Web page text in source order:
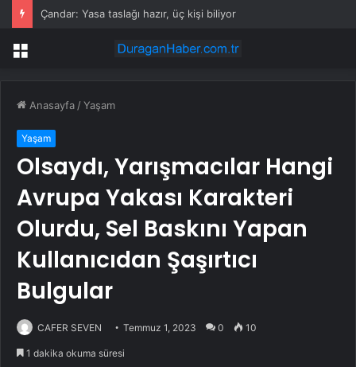
Çandar: Yasa taslağı hazır, üç kişi biliyor
Menü
Anasayfa /Yaşam
Yaşam
Olsaydı, Yarışmacılar Hangi
Avrupa Yakası Karakteri
Olurdu, Sel Baskını Yapan
Kullanıcıdan Şaşırtıcı
Bulgular
CAFER SEVEN Temmuz 1, 2023 0 10
1 dakika okuma süresi